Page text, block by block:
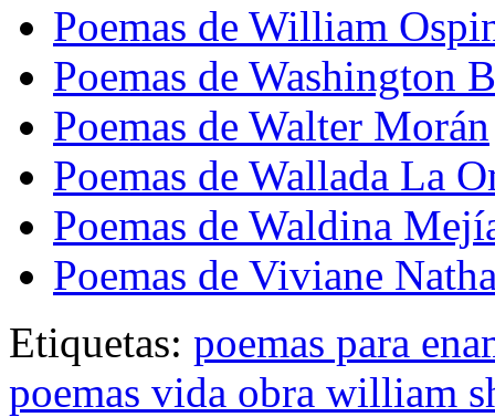
Poemas de William
Poemas de Washington
Poemas de Walter Morán
Poemas de Wallada La
Poemas de Waldina
Poemas de Viviane
Etiquetas: poemas para
poemas vida obra william